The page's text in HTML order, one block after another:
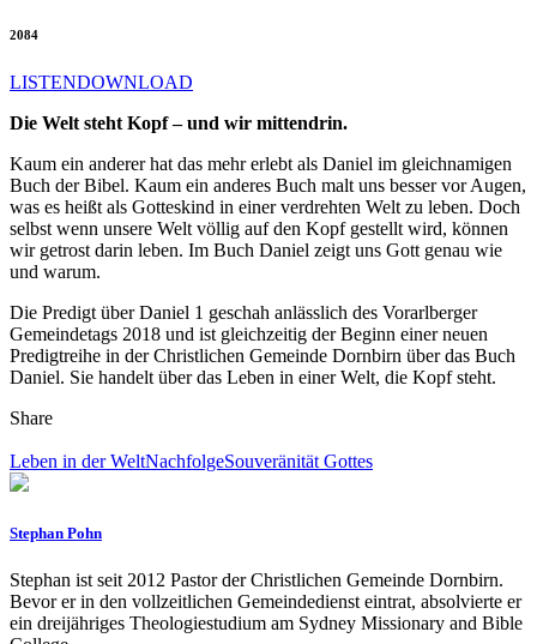
2084
LISTENDOWNLOAD
Die Welt steht Kopf – und wir mittendrin.
Kaum ein anderer hat das mehr erlebt als Daniel im gleichnamigen
Buch der Bibel. Kaum ein anderes Buch malt uns besser vor Augen,
was es heißt als Gotteskind in einer verdrehten Welt zu leben. Doch
selbst wenn unsere Welt völlig auf den Kopf gestellt wird, können
wir getrost darin leben. Im Buch Daniel zeigt uns Gott genau wie
und warum.
Die Predigt über Daniel 1 geschah anlässlich des Vorarlberger
Gemeindetags 2018 und ist gleichzeitig der Beginn einer neuen
Predigtreihe in der Christlichen Gemeinde Dornbirn über das Buch
Daniel. Sie handelt über das Leben in einer Welt, die Kopf steht.
Share
Leben in der WeltNachfolgeSouveränität Gottes
Stephan Pohn
Stephan ist seit 2012 Pastor der Christlichen Gemeinde Dornbirn.
Bevor er in den vollzeitlichen Gemeindedienst eintrat, absolvierte er
ein dreijähriges Theologiestudium am Sydney Missionary and Bible